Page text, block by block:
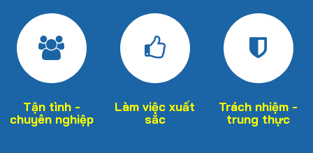
Tận tình -
chuyên nghiệp
Làm việc xuất
sắc
Trách nhiệm -
trung thực